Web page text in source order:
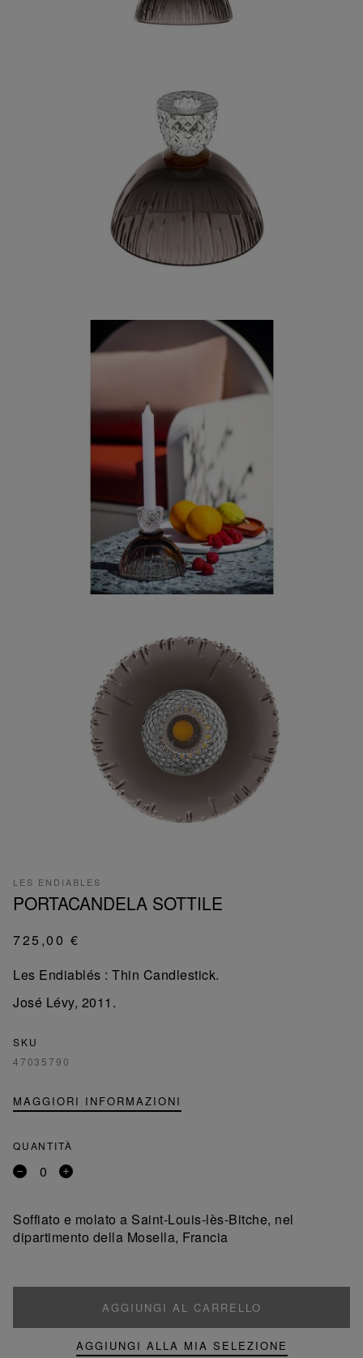
LES ENDIABLES
PORTACANDELA SOTTILE
725,00 €
Les Endiablés : Thin Candlestick.
José Lévy, 2011.
SKU
47035790
MAGGIORI INFORMAZIONI
QUANTITÀ
Rimuovi
Aggiungi
Soffiato e molato a Saint-Louis-lès-Bitche, nel
dipartimento della Mosella, Francia
AGGIUNGI AL CARRELLO
AGGIUNGI ALLA MIA SELEZIONE